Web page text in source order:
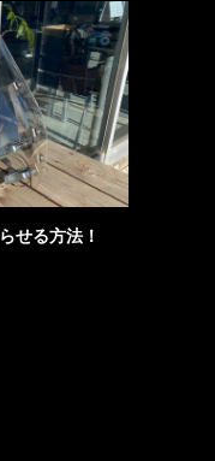
せる方法！